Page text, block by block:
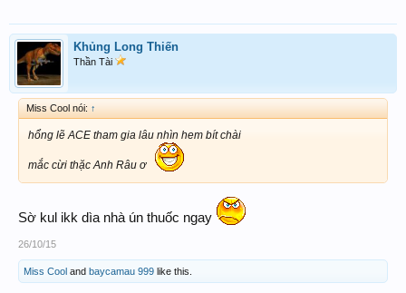
Khủng Long Thiến
Thần Tài
Miss Cool nói: ↑
hổng lẽ ACE tham gia lâu nhìn hem bít chài
mắc cừi thặc Anh Râu ơ
Sờ kul ikk dìa nhà ún thuốc ngay
26/10/15
Miss Cool and baycamau 999 like this.